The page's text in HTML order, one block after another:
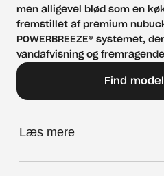
men alligevel blød som en
fremstillet af premium
POWERBREEZE® systemet,
vandafvisning og
Find
Læs mere